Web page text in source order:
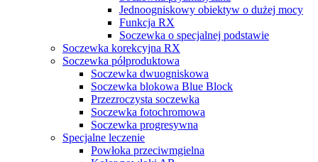
Jednoogniskowy obiektyw o dużej mocy
Funkcja RX
Soczewka o specjalnej podstawie
Soczewka korekcyjna RX
Soczewka półproduktowa
Soczewka dwuogniskowa
Soczewka blokowa Blue Block
Przezroczysta soczewka
Soczewka fotochromowa
Soczewka progresywna
Specjalne leczenie
Powłoka przeciwmgielna